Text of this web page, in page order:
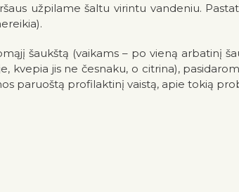
užpilame šaltu virintu vandeniu.
šaukštą (vaikams – po vieną arbatinį
kvepia jis ne česnaku, o citrina),
paruoštą profilaktinį vaistą, apie tokią